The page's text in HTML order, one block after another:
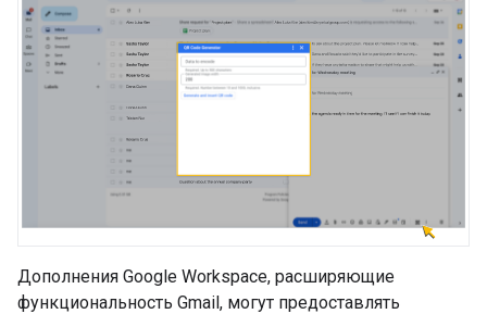
Дополнения Google Workspace, расширяющие
функциональность Gmail, могут предоставлять